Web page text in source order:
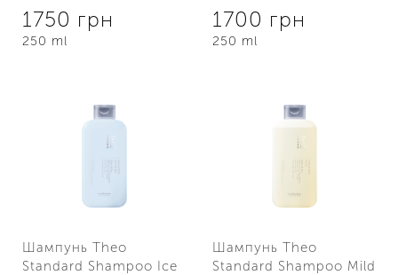
1750 грн
250 ml
1700 грн
250 ml
Шампунь Theo
Standard Shampoo Ice
Шампунь Theo
Standard Shampoo Mild